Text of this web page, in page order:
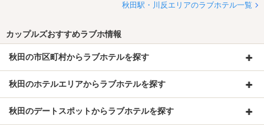
秋田駅・川反エリアのラブホテル一覧
カップルズおすすめラブホ情報
秋田の市区町村からラブホテルを探す
秋田のホテルエリアからラブホテルを探す
秋田のデートスポットからラブホテルを探す